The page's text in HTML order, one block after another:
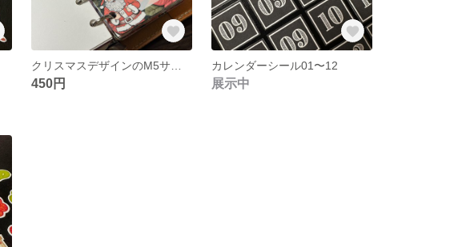
450円
カレンダーシール01〜12
展示中